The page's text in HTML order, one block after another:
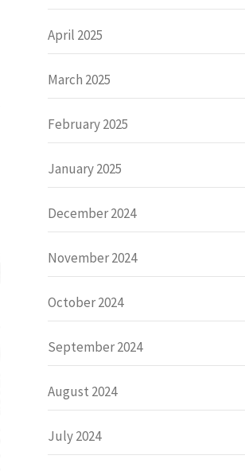
April 2025
March 2025
February 2025
January 2025
December 2024
November 2024
October 2024
September 2024
August 2024
July 2024